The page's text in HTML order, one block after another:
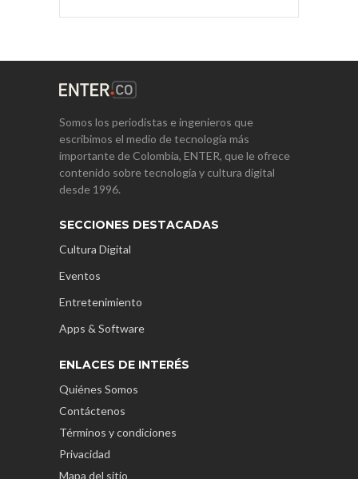
Somos los periodistas e ingenieros que
escribimos el medio de tecnología más
importante de Colombia, ENTER, que le ofrece
contenido sobre tecnología y cultura digital
desde 1996.
SECCIONES DESTACADAS
Cultura Digital
Eventos
Entretenimiento
Apps & Software
ENLACES DE INTERÉS
Quiénes Somos
Contáctenos
Términos y condiciones
Privacidad
Mapa del sitio